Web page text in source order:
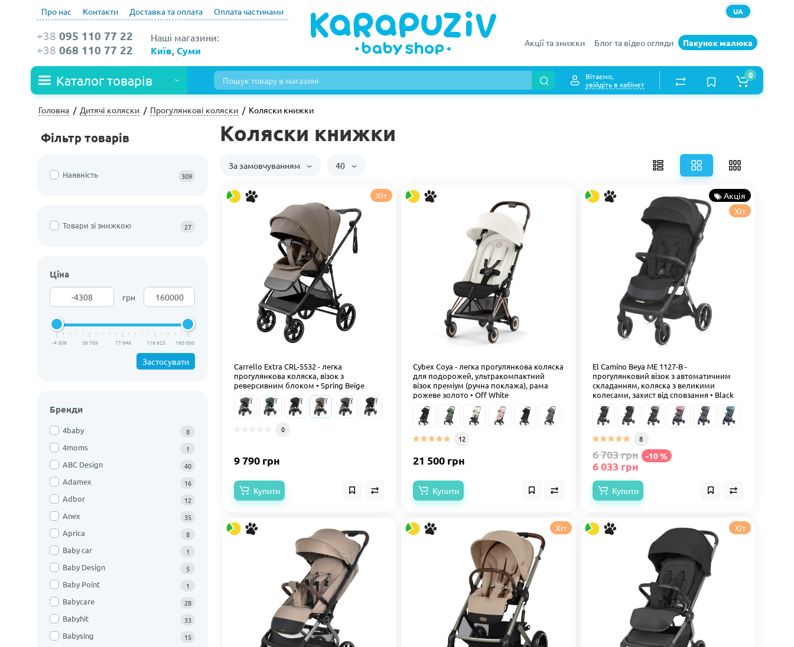
Про нас Контакти Доставка та оплата Оплата частинами UA
Наші магазини:
Київ Суми
+38 095 110 77 22
+38 068 110 77 22
Акції та знижки Блог та відео огляди Пакунок малюка
Каталог товарів
Вітаємо,
увійдіть в кабінет
0
Головна Дитячі коляски Прогулянкові коляски Коляски книжки
Фільтр товарів
Наявність 309
Товари зі знижкою 27
Ціна
грн
-4 308 36 769 77 846 118 923 160 000
Застосувати
Бренди
4baby 8
4moms 1
ABC Design 40
Adamex 16
Adbor 12
Anex 35
Aprica 8
Baby car 1
Baby Design 5
Baby Point 1
Babycare 28
Babyhit 33
Babysing 15
Коляски книжки
За замовчуванням 40
Хіт
Carrello Extra CRL-5532 - легка
прогулянкова коляска, візок з
реверсивним блоком • Spring Beige
0
9 790 грн
Купити
Cybex Coya - легка прогулянкова коляска
для подорожей, ультракомпактний
візок преміум (ручна поклажа), рама
рожеве золото • Off White
12
21 500 грн
Купити
Акція
Хіт
El Camino Beya ME 1127-B -
прогулянковий візок з автоматичним
складанням, коляска з великими
колесами, захист від сповзання • Black
8
6 703 грн -10 %
6 033 грн
Купити
Хіт Хіт